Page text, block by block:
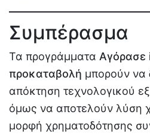
Συμπέρασμα
Τα προγράμματα Αγόρασε
προκαταβολή μπορούν να
απόκτηση τεχνολογικού
όμως να αποτελούν λύση
μορφή χρηματοδότησης